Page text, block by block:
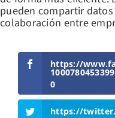
pueden compartir
colaboración entre
https://
0
https://